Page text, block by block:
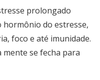
prolongado
hormônio do estresse,
foco e até imunidade.
mente se fecha para